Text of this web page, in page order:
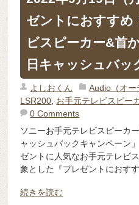
ゼントにおすすめ
ビスピーカー&首
日キャッシュバッ
よしおくん Audio（オー
LSR200 お手元テレビスピー
0 Comments
ソニーお手元テレビスピーカ
ャッシュバックキャンペーン
ゼントに人気なお手元テレビ
象とした『プレゼントにおす
続きを読む